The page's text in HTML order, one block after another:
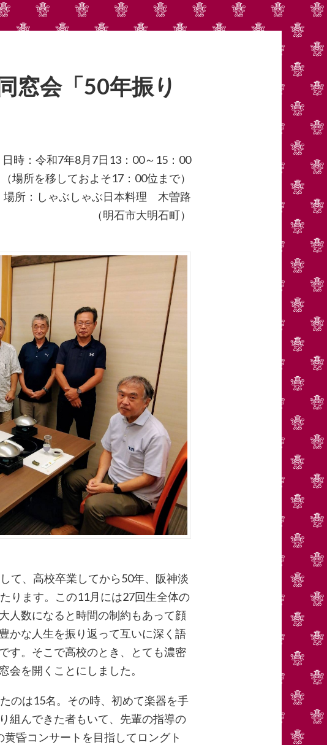
窓会「50年振り
日時：令和7年8月7日13：00～15：00
（場所を移しておよそ17：00位まで）
場所：しゃぶしゃぶ日本料理 木曽路
（明石市大明石町）
て、高校卒業してから50年、阪神淡
ります。この11月には27回生全体の
人数になると時間の制約もあって顔
かな人生を振り返って互いに深く語
す。そこで高校のとき、とても濃密
会を開くことにしました。
のは15名。その時、初めて楽器を手
組んできた者もいて、先輩の指導の
昏コンサートを目指してロングト